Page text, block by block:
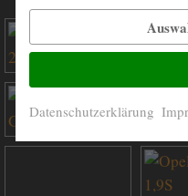
Datenschutzerklärung